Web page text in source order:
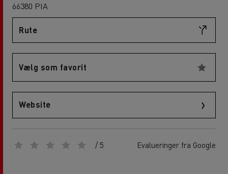
66380 PIA
Rute
Vælg som favorit
Website
/ 5 Evalueringer fra Google